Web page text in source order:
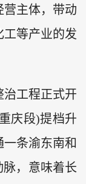
营主体，带动
工等产业的发
工程正式开
庆段)提档升
条渝东南和
脉，意味着长